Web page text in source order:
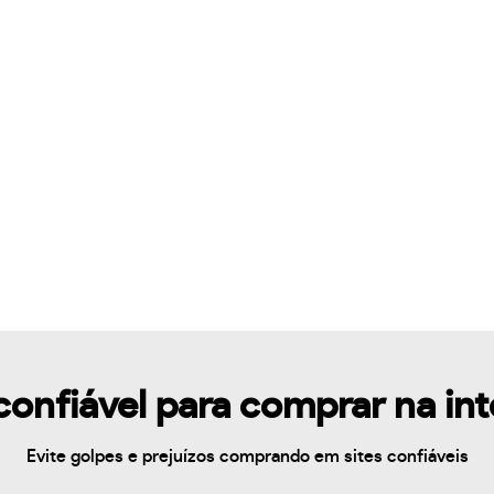
para comprar na
Evite golpes e prejuízos comprando em sites confiáveis